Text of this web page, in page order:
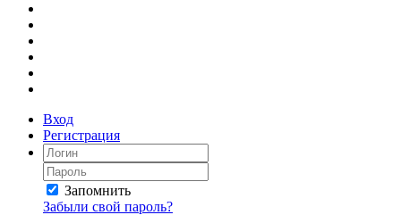
Вход
Регистрация
Запомнить
Забыли свой пароль?